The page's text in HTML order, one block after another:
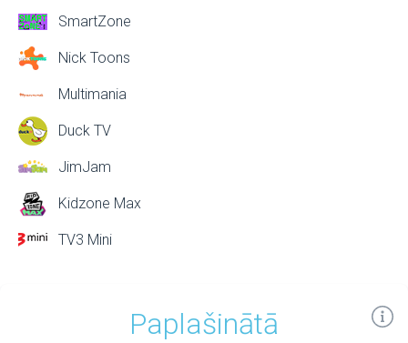
SmartZone
Nick Toons
Multimania
Duck TV
JimJam
Kidzone Max
TV3 Mini
Paplašinātā